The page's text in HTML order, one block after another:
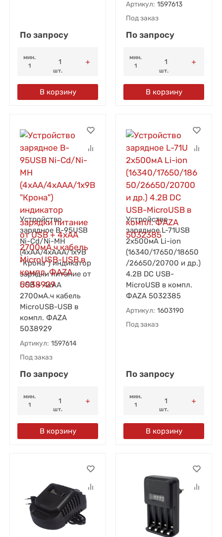
По запросу
мин.
1
шт.
В корзину
Артикул: 1597613
Под заказ
По запросу
мин.
1
шт.
В корзину
Устройство
зарядное B-95USB
Ni-Cd/Ni-MH
(4хAA/4хAAA/1х9В
"Крона") индикатор
зарядки питание от
USB + 4хAA
2700мА.ч кабель
MicroUSB-USB в
компл. ФАZА
5038929
Артикул: 1597614
Под заказ
По запросу
мин.
1
шт.
В корзину
Устройство
зарядное L-71USB
2х500мА Li-ion
(16340/17650/18650
/26650/20700 и др.)
4.2В DC USB-
MicroUSB в компл.
ФАZА 5032385
Артикул: 1603190
Под заказ
По запросу
мин.
1
шт.
В корзину